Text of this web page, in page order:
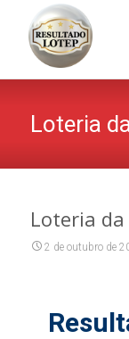
Loteria
Loteria
2 de outubro de